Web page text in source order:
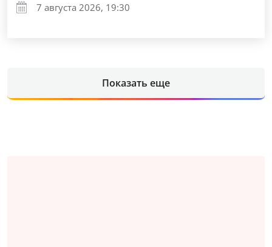
7 августа 2026, 19:30
Показать еще